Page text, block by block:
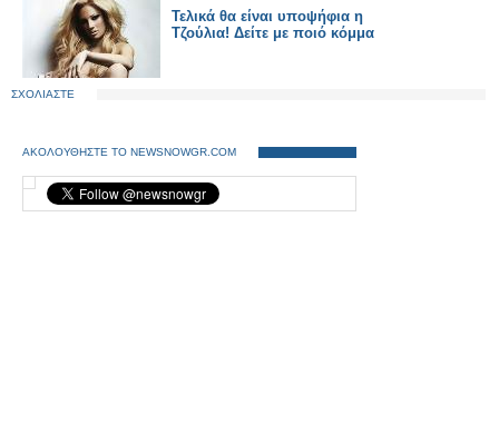
Τελικά θα είναι υποψήφια η
Τζούλια! Δείτε με ποιό κόμμα
ΣΧΟΛΙΑΣΤΕ
ΑΚΟΛΟΥΘΗΣΤΕ ΤΟ NEWSNOWGR.COM